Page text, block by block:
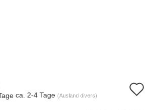
ca. 2-4 Tage (Ausland divers)